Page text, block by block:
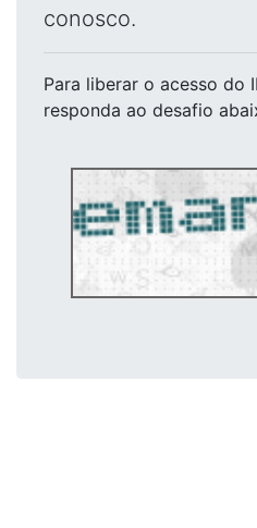
conosco.
Para liberar o acesso do
responda ao desafio